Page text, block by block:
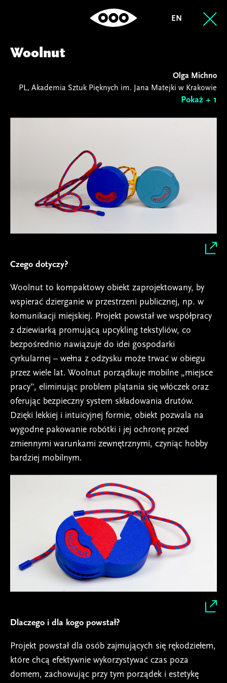
EN
Woolnut
Olga Michno
PL, Akademia Sztuk Pięknych im. Jana Matejki w Krakowie
Pokaż + 1
Czego dotyczy?
Woolnut to kompaktowy obiekt zaprojektowany, by
wspierać dzierganie w przestrzeni publicznej, np. w
komunikacji miejskiej. Projekt powstał we współpracy
z dziewiarką promującą upcykling tekstyliów, co
bezpośrednio nawiązuje do idei gospodarki
cyrkularnej – wełna z odzysku może trwać w obiegu
przez wiele lat. Woolnut porządkuje mobilne „miejsce
pracy”, eliminując problem plątania się włóczek oraz
oferując bezpieczny system składowania drutów.
Dzięki lekkiej i intuicyjnej formie, obiekt pozwala na
wygodne pakowanie robótki i jej ochronę przed
zmiennymi warunkami zewnętrznymi, czyniąc hobby
bardziej mobilnym.
Dlaczego i dla kogo powstał?
Projekt powstał dla osób zajmujących się rękodziełem,
które chcą efektywnie wykorzystywać czas poza
domem, zachowując przy tym porządek i estetykę